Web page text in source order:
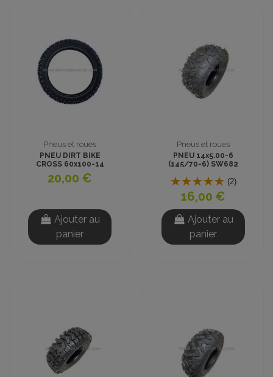
Pneus et roues
PNEU DIRT BIKE
CROSS 60x100-14
20,00 €
Ajouter au
panier
Pneus et roues
PNEU 14x5.00-6
(145/70-6) SW682
(2)
16,00 €
Ajouter au
panier